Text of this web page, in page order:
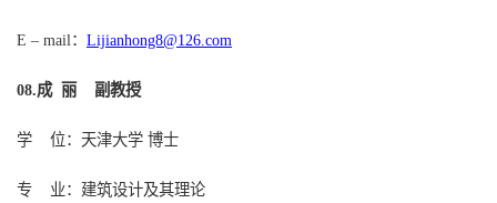
E – mail： Lijianhong8@126.com
08.成 丽 副教授
学 位：天津大学 博士
专 业：建筑设计及其理论